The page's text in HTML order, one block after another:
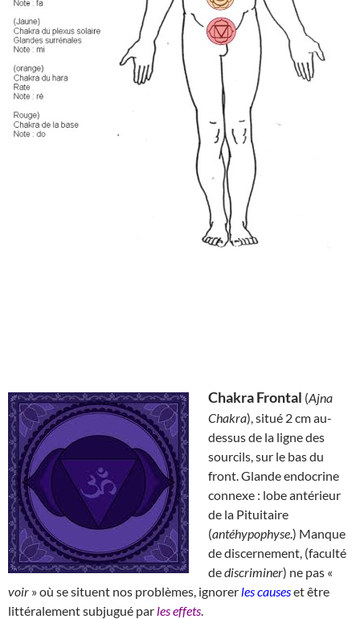
Chakra Frontal (Ajna
Chakra), situé 2 cm au-
dessus de la ligne des
sourcils, sur le bas du
front. Glande endocrine
connexe : lobe antérieur
de la Pituitaire
(antéhypophyse.) Manque
de discernement, (faculté
dediscriminer) ne pas «
voir » où se situent nos problèmes, ignorer les causeset être
littéralement subjugué par les effets